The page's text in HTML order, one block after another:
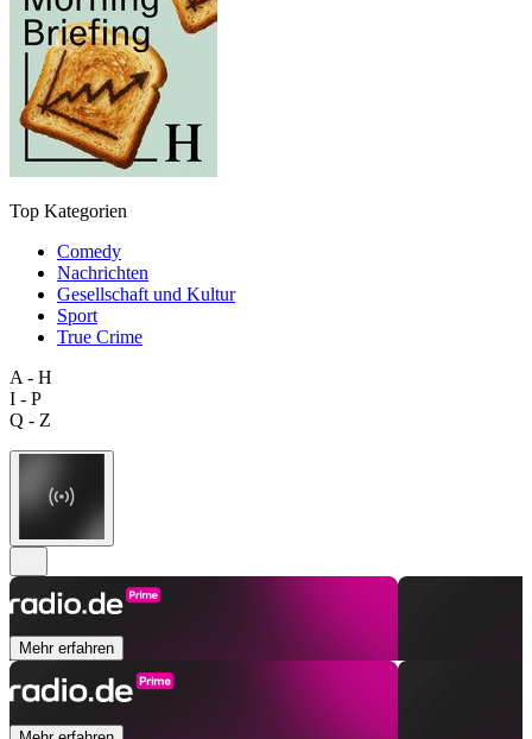
Top Kategorien
Comedy
Nachrichten
Gesellschaft und Kultur
Sport
True Crime
A - H
I - P
Q - Z
Mehr erfahren